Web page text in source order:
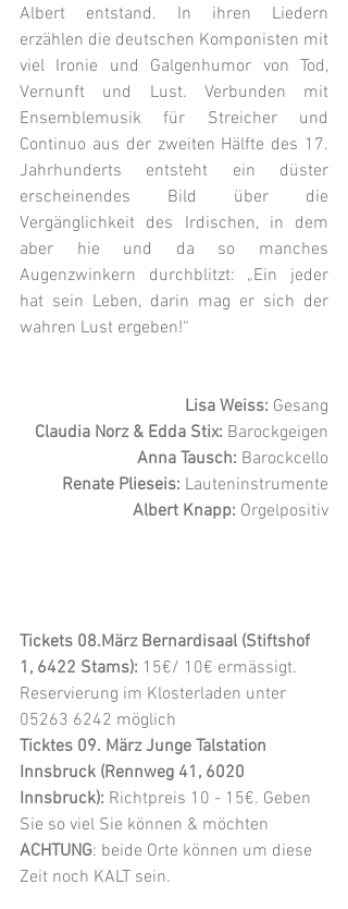
Albert entstand. In ihren Liedern
erzählen die deutschen Komponisten mit
viel Ironie und Galgenhumor von Tod,
Vernunft und Lust. Verbunden mit
Ensemblemusik für Streicher und
Continuo aus der zweiten Hälfte des 17.
Jahrhunderts entsteht ein düster
erscheinendes Bild über die
Vergänglichkeit des Irdischen, in dem
aber hie und da so manches
Augenzwinkern durchblitzt: „Ein jeder
hat sein Leben, darin mag er sich der
wahren Lust ergeben!“
Lisa Weiss: Gesang
Claudia Norz & Edda Stix: Barockgeigen
Anna Tausch: Barockcello
Renate Plieseis: Lauteninstrumente
Albert Knapp: Orgelpositiv
Tickets 08.März Bernardisaal (Stiftshof
1, 6422 Stams): 15€/ 10€ ermässigt.
Reservierung im Klosterladen unter
05263 6242 möglich
Ticktes 09. März Junge Talstation
Innsbruck (Rennweg 41, 6020
Innsbruck): Richtpreis 10 - 15€. Geben
Sie so viel Sie können & möchten
ACHTUNG: beide Orte können um diese
Zeit noch KALT sein.